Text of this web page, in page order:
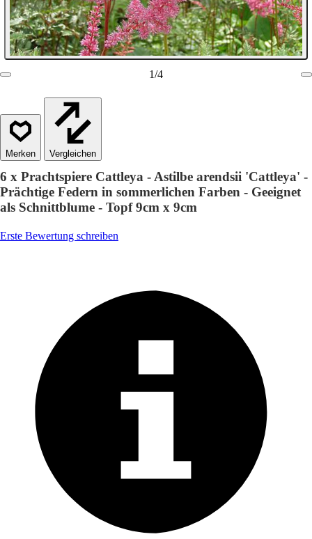
1/4
Vergleichen
6 x Prachtspiere Cattleya - Astilbe arendsii 'Cattleya' -
Prächtige Federn in sommerlichen Farben - Geeignet
als Schnittblume - Topf 9cm x 9cm
Erste Bewertung schreiben